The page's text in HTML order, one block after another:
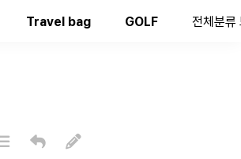
Travel bag GOLF 전체분류